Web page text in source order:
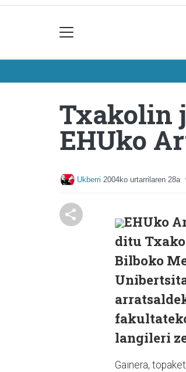
Txakolin
EHUko
Ukberri 2004ko urtarrilaren 28a
EHUko
ditu
Bilboko
langileri
Gainera,